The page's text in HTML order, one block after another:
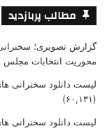
مطالب پربازدید
گزارش تصویری؛
محوریت انتخابات مجلس
لیست دانلود سخنرانی های
(۶۰,۱۳۱)
لیست دانلود سخنرانی